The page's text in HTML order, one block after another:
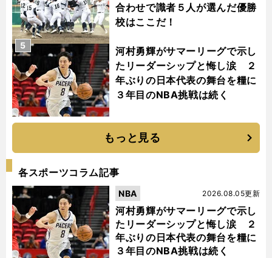
合わせで識者５人が選んだ優勝
校はここだ！
河村勇輝がサマーリーグで示し
たリーダーシップと悔し涙 ２
年ぶりの日本代表の舞台を糧に
３年目のNBA挑戦は続く
5
もっと見る
各スポーツコラム記事
河村勇輝がサマーリーグで示し
たリーダーシップと悔し涙 ２
年ぶりの日本代表の舞台を糧に
３年目のNBA挑戦は続く
2026.08.05更新
NBA